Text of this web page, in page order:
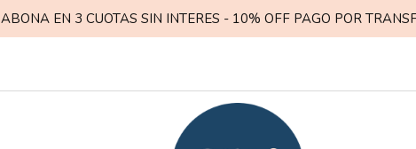
ABONA EN 3 CUOTAS SIN INTERES - 10% OFF PAGO POR